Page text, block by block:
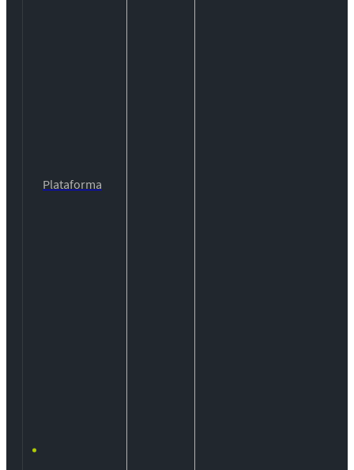
Plataforma